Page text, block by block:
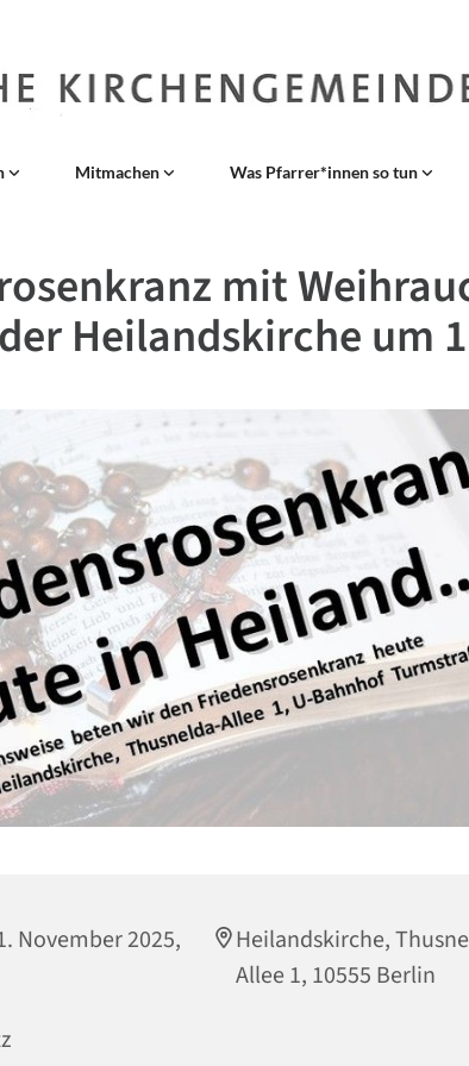
Mitmachen Was Pfarrer*innen so tun
mit
Heilandskirche um
November 2025,
Heilandskirche,
Allee 1, 10555 Berlin